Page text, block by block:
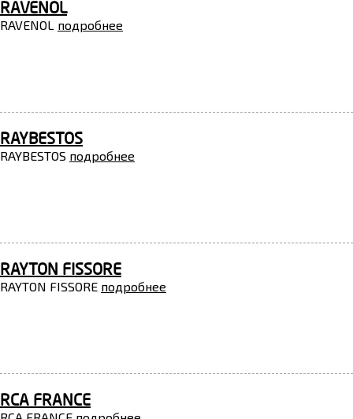
RAVENOL
RAVENOL подробнее
RAYBESTOS
RAYBESTOS подробнее
RAYTON FISSORE
RAYTON FISSORE подробнее
RCA FRANCE